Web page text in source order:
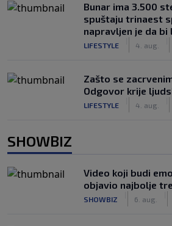
Bunar imа 3.500
spuštaju trinaest
napravljen je da
LIFESTYLE 4. aug.
Zašto se
Odgovor krije
LIFESTYLE 4. aug.
SHOWBIZ
Video koji budi
objavio najbolje
SHOWBIZ 6. aug.